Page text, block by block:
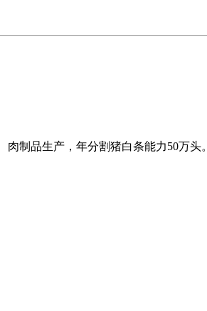
制品生产，年分割猪白条能力50万